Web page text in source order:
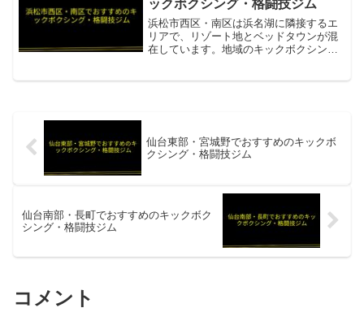
ックボクシング・格闘技ジム
浜松市西区・南区は浜名湖に隣接するエ
リアで、リゾート地とベッドタウンが混
在しています。地域のキックボクシング
仙台東部・宮城野でおすすめのキックボ
クシング・格闘技ジム
仙台南部・長町でおすすめのキックボク
シング・格闘技ジム
コメント